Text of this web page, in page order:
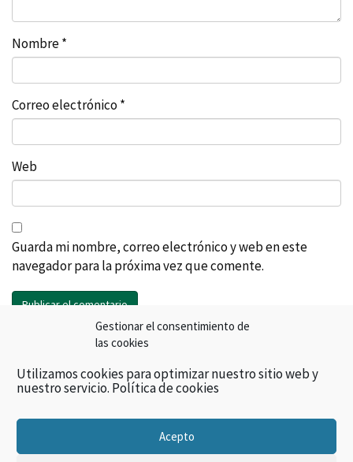
Gestionar el consentimiento de
las cookies
Utilizamos cookies para optimizar nuestro sitio web y
nuestro servicio. Política de cookies
Acepto
Nombre*
Correo electrónico*
Web
Guarda mi nombre, correo electrónico y web en este
navegador para la próxima vez que comente.
Buscar:
MEDIAGACH